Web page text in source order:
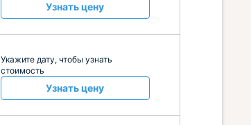
Узнать цену
Укажите дату, чтобы узнать
стоимость
Узнать цену